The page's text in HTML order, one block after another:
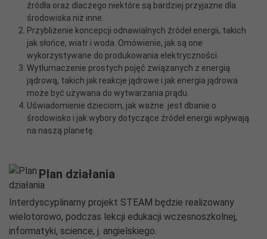
źródła oraz dlaczego niektóre są bardziej przyjazne dla
środowiska niż inne.
Przybliżenie koncepcji odnawialnych źródeł energii, takich
jak słońce, wiatr i woda. Omówienie, jak są one
wykorzystywane do produkowania elektryczności.
Wytłumaczenie prostych pojęć związanych z energią
jądrową, takich jak reakcje jądrowe i jak energia jądrowa
może być używana do wytwarzania prądu.
Uświadomienie dzieciom, jak ważne jest dbanie o
środowisko i jak wybory dotyczące źródeł energii wpływają
na naszą planetę.
Plan działania
Interdyscyplinarny projekt STEAM będzie realizowany
wielotorowo, podczas lekcji edukacji wczesnoszkolnej,
informatyki, science, j. angielskiego.